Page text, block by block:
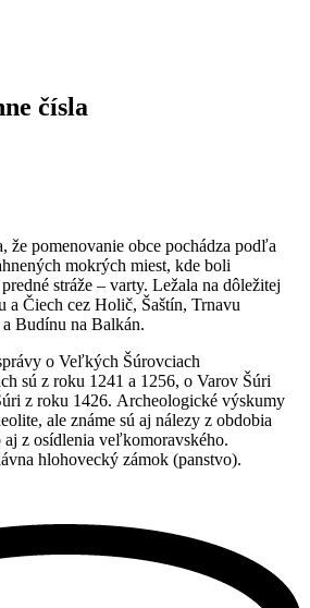
čísla
že pomenovanie obce pochádza podľa
mokrých miest, kde boli
stráže – varty. Ležala na dôležitej
a Čiech cez Holič, Šaštín, Trnavu
Budínu na Balkán.
o Veľkých Šúrovciach
sú z roku 1241 a 1256, o Varov Šúri
z roku 1426. Archeologické výskumy
ale známe sú aj nálezy z obdobia
aj z osídlenia veľkomoravského.
hlohovecký zámok (panstvo).